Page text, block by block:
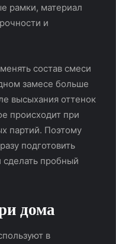
рамки, материал
и
состав смеси
замесе больше
высыхания оттенок
происходит при
партий. Поэтому
подготовить
пробный
дома
в